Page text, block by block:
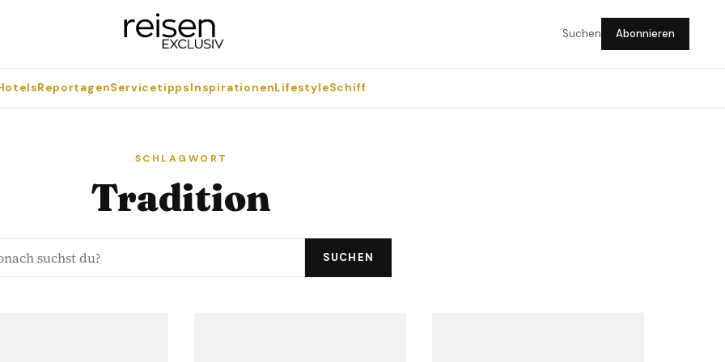
Suchen Abonnieren
ReportagenServicetippsInspirationenLifestyleSchiff
SCHLAGWORT
Tradition
SUCHEN